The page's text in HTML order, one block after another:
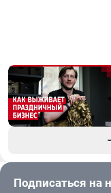
Подписаться на